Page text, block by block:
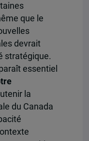
que le
devrait
stratégique.
essentiel
la
du Canada